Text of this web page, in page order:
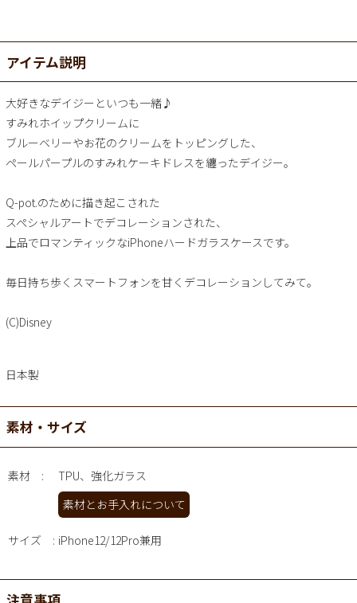
アイテム説明
大好きなデイジーといつも一緒♪
すみれホイップクリームに
ブルーベリーやお花のクリームをトッピングした、
ペールパープルのすみれケーキドレスを纏ったデイジー。
Q-pot.のために描き起こされた
スペシャルアートでデコレーションされた、
上品でロマンティックなiPhoneハードガラスケースです。
毎日持ち歩くスマートフォンを甘くデコレーションしてみて。
(C)Disney
日本製
素材・サイズ
素材
TPU、強化ガラス
素材とお手入れについて
サイズ iPhone12/12Pro兼用